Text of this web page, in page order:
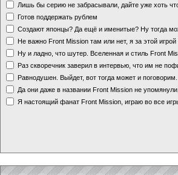
Лишь бы серию не забрасывали, дайте уже хоть
Готов поддержать рублем
Создают японцы? Да ещё и именитые? Ну тогда
Не важно Front Mission там или нет, я за этой
Ну и ладно, что шутер. Вселенная и стиль Front
Раз скворечник заверил в интервью, что им не
Равнодушен. Выйдет, вот тогда может и поговорим.
Да они даже в названии Front Mission не
Я настоящий фанат Front Mission, играю во все